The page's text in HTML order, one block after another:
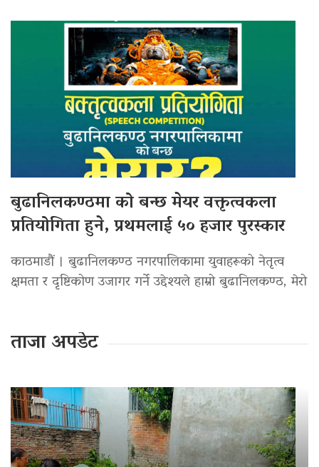
बुढानिलकण्ठमा को बन्छ मेयर वक्तृत्वकला
प्रतियोगिता हुने, प्रथमलाई ५० हजार पुरस्कार
काठमाडौं । बुढानिलकण्ठ नगरपालिकामा युवाहरूको नेतृत्व
क्षमता र दृष्टिकोण उजागर गर्ने उद्देश्यले हाम्रो बुढानिलकण्ठ, मेरो
ताजा अपडेट